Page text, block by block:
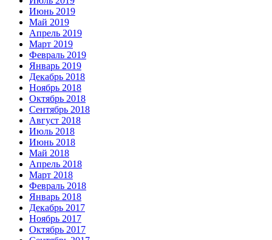
Июнь 2019
Май 2019
Апрель 2019
Март 2019
Февраль 2019
Январь 2019
Декабрь 2018
Ноябрь 2018
Октябрь 2018
Сентябрь 2018
Август 2018
Июль 2018
Июнь 2018
Май 2018
Апрель 2018
Март 2018
Февраль 2018
Январь 2018
Декабрь 2017
Ноябрь 2017
Октябрь 2017